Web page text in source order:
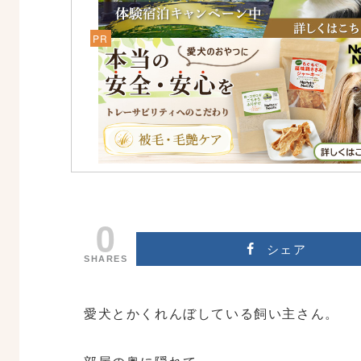
0
SHARES
シェア
愛犬とかくれんぼしている飼い主さん。